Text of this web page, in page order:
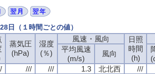
日（１時間ごとの値）
蒸気圧
(hPa)
湿度
(％)
風速・風向
日照
時間
(h)
平均風速
(m/s)
風向
/// /// 1.3 北北西 ///